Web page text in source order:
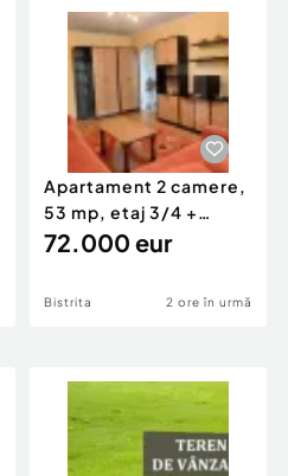
Apartament 2 camere,
53 mp, etaj 3/4 +
parcare acoperită |
72.000 eur
Bistrita 2 ore în urmă